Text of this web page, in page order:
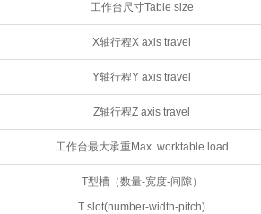
工作台尺寸Table size
X轴行程X axis travel
Y轴行程Y axis travel
Z轴行程Z axis travel
工作台最大承重Max. worktable load
T型槽（数量-宽度-间隙）
T slot(number-width-pitch)